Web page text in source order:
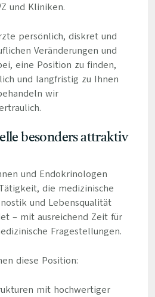
und Kliniken.
persönlich, diskret und
Veränderungen und
eine Position zu finden,
und langfristig zu Ihnen
wir
besonders attraktiv
und Endokrinologen
die medizinische
und Lebensqualität
– mit ausreichend Zeit für
Fragestellungen.
diese Position:
mit hochwertiger